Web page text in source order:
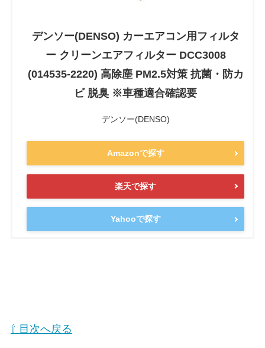
デンソー(DENSO) カーエアコン用フィルタ
ー クリーンエアフィルター DCC3008
(014535-2220) 高除塵 PM2.5対策 抗菌・防カ
ビ 脱臭 ※車種適合確認要
デンソー(DENSO)
Amazonで探す
楽天で探す
Yahooで探す
⇧ 目次へ戻る